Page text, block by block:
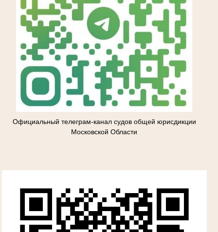
Официальный телеграм-канал судов общей юрисдикции
Московской Области